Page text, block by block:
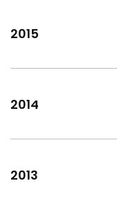
2015
2014
2013